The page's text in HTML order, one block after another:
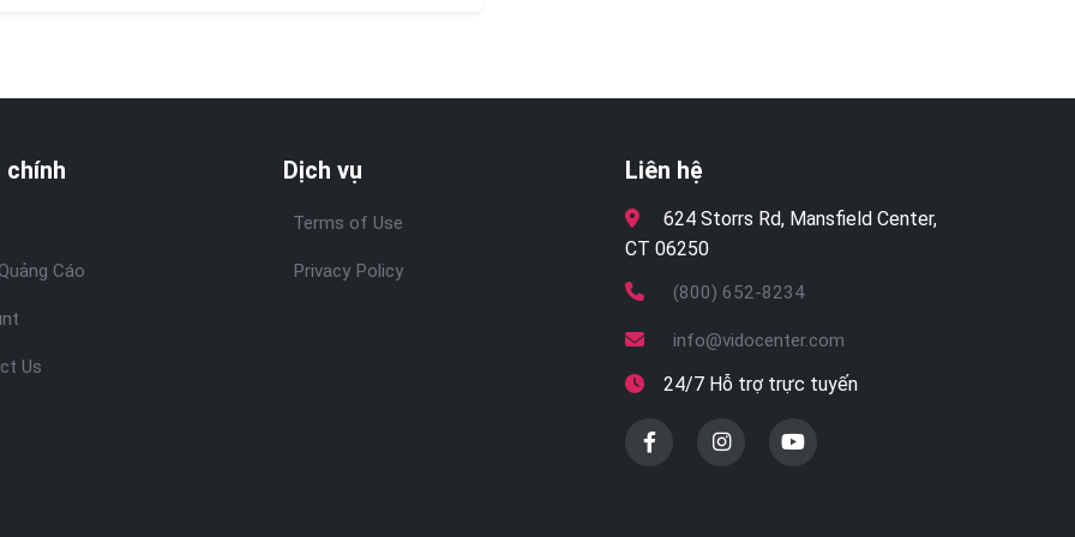
chính
Cáo
Us
Dịch vụ
Terms of Use
Privacy Policy
Liên hệ
624 Storrs Rd, Mansfield Center,
CT 06250
(800) 652-8234
info@vidocenter.com
24/7 Hỗ trợ trực tuyến